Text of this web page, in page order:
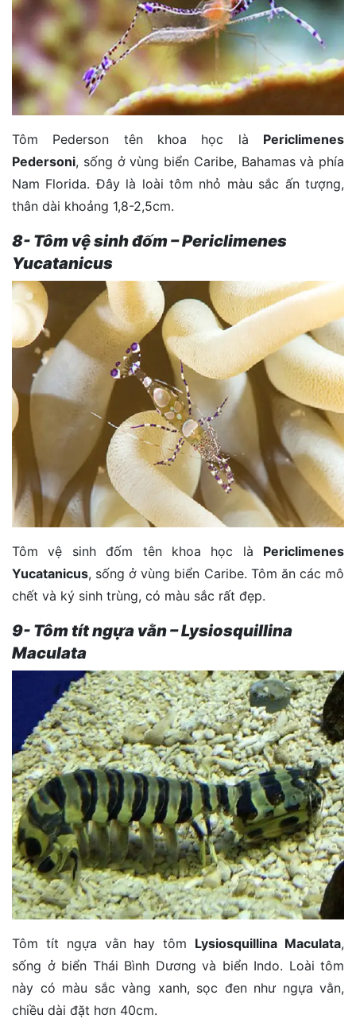
Tôm Pederson tên khoa học là Periclimenes
Pedersoni, sống ở vùng biển Caribe, Bahamas và phía
Nam Florida. Đây là loài tôm nhỏ màu sắc ấn tượng,
thân dài khoảng 1,8-2,5cm.
8- Tôm vệ sinh đốm – Periclimenes
Yucatanicus
Tôm vệ sinh đốm tên khoa học là Periclimenes
Yucatanicus, sống ở vùng biển Caribe. Tôm ăn các mô
chết và ký sinh trùng, có màu sắc rất đẹp.
9- Tôm tít ngựa vằn – Lysiosquillina
Maculata
Tôm tít ngựa vằn hay tôm Lysiosquillina Maculata,
sống ở biển Thái Bình Dương và biển Indo. Loài tôm
này có màu sắc vàng xanh, sọc đen như ngựa vằn,
chiều dài đặt hơn 40cm.